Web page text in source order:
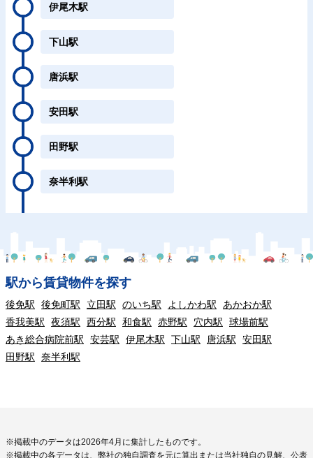
伊尾木駅
下山駅
唐浜駅
安田駅
田野駅
奈半利駅
駅から賃貸物件を探す
後免駅 後免町駅 立田駅 のいち駅 よしかわ駅
あかおか駅
香我美駅
夜須駅 西分駅 和食駅 赤野駅 穴内駅
球場前駅
あき総合病院前駅
安芸駅 伊尾木駅 下山駅 唐浜駅
安田駅
田野駅
奈半利駅
※掲載中のデータは2026年4月に集計したものです。
※掲載中の各データは、弊社の独自調査を元に算出または当社独自の見解、公表